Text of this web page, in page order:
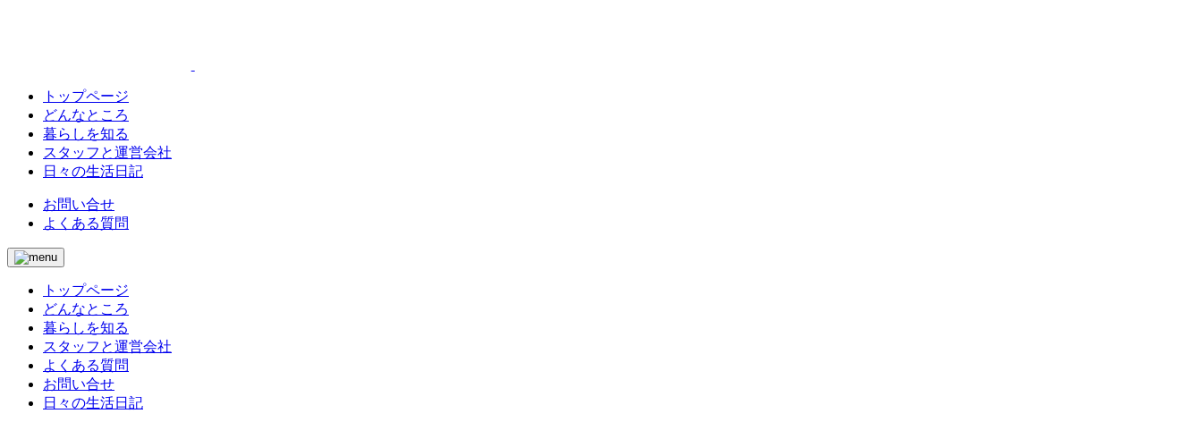
トップページ
どんなところ
暮らしを知る
スタッフと運営会社
日々の生活日記
お問い合せ
よくある質問
トップページ
どんなところ
暮らしを知る
スタッフと運営会社
よくある質問
お問い合せ
日々の生活日記